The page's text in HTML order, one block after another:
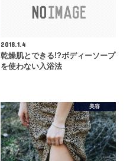
2018.1.4
乾燥肌とできる!?ボディーソープ
を使わない入浴法
美容